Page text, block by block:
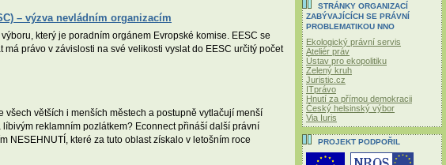
– výzva nevládním organizacím
který je poradním orgánem Evropské komise. EESC se
právo v závislosti na své velikosti vyslat do EESC určitý počet
větších i menších městech a postupně vytlačují menší
reklamním pozlátkem? Econnect přináší další právní
NESEHNUTÍ, které za tuto oblast získalo v letošním roce
STRÁNKY ORGANIZACÍ
ZABÝVAJÍCÍCH SE PRÁVNÍ
PROBLEMATIKOU NNO
Ekologický právní servis
Ateliér práv
Ústav pro ekopolitiku
Zelený kruh
Juristic.cz
ITprávo
Hnutí za přímou demokracii
Český helsinský výbor
Via Iuris
PROJEKT PODPOŘIL